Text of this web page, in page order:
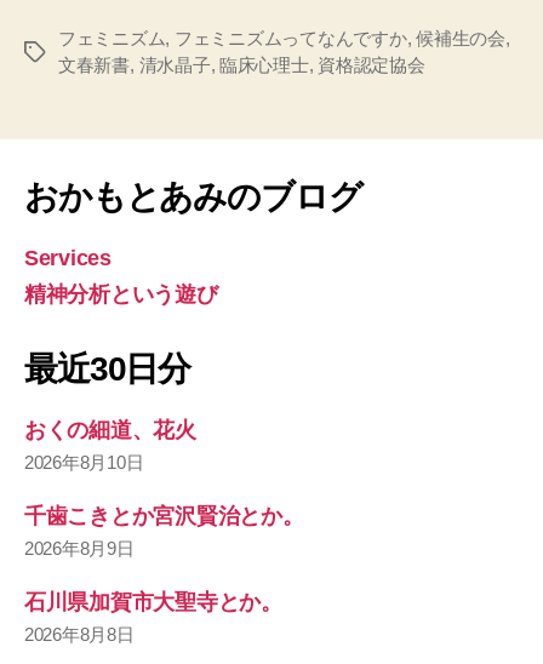
タ
フェミニズム, フェミニズムってなんですか,候補生の会,
文春新書, 清水晶子, 臨床心理士, 資格認定協会
おかもとあみのブログ
Services
精神分析という遊び
最近30日分
おくの細道、花火
2026年8月10日
千歯こきとか宮沢賢治とか。
2026年8月9日
石川県加賀市大聖寺とか。
2026年8月8日